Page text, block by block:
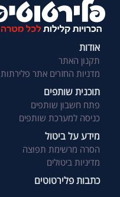
אודות
תקנון האתר
מדניות החזרים אתר פלירתות
תוכנית שותפים
פתח חשבון שותפים
כניסה למערכת שותפים
מידע על ביטול
הסרה מרשימת תפוצה
מדיניות ביטולים
כתבות פלירטוטים